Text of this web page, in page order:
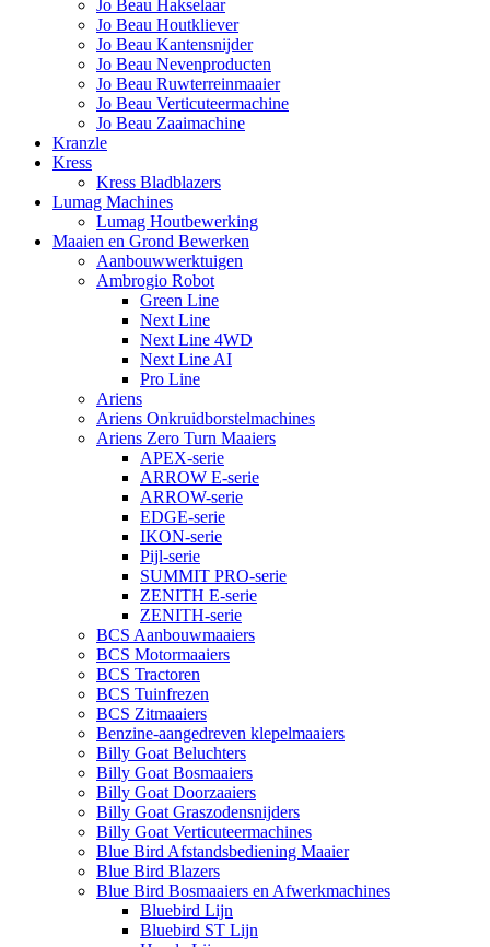
Jo Beau Hakselaar
Jo Beau Houtkliever
Jo Beau Kantensnijder
Jo Beau Nevenproducten
Jo Beau Ruwterreinmaaier
Jo Beau Verticuteermachine
Jo Beau Zaaimachine
Kranzle
Kress
Kress Bladblazers
Lumag Machines
Lumag Houtbewerking
Maaien en Grond Bewerken
Aanbouwwerktuigen
Ambrogio Robot
Green Line
Next Line
Next Line 4WD
Next Line AI
Pro Line
Ariens
Ariens Onkruidborstelmachines
Ariens Zero Turn Maaiers
APEX-serie
ARROW E-serie
ARROW-serie
EDGE-serie
IKON-serie
Pijl-serie
SUMMIT PRO-serie
ZENITH E-serie
ZENITH-serie
BCS Aanbouwmaaiers
BCS Motormaaiers
BCS Tractoren
BCS Tuinfrezen
BCS Zitmaaiers
Benzine-aangedreven klepelmaaiers
Billy Goat Beluchters
Billy Goat Bosmaaiers
Billy Goat Doorzaaiers
Billy Goat Graszodensnijders
Billy Goat Verticuteermachines
Blue Bird Afstandsbediening Maaier
Blue Bird Blazers
Blue Bird Bosmaaiers en Afwerkmachines
Bluebird Lijn
Bluebird ST Lijn